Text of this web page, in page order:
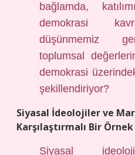
bağlamda,
demokrasi
düşünmemiz
toplumsal
demokrasi
şekillendiriyor?
Siyasal İdeolojiler ve
Karşılaştırmalı Bir Örnek
Siyasal